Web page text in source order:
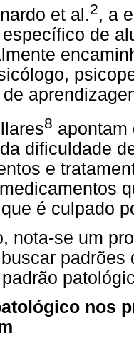
et al.2, a
de
8 apontam
dificuldade
e
é culpado
nota-se um
nos